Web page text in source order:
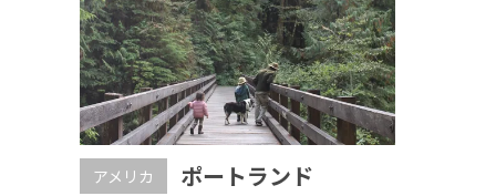
アメリカ ポートランド